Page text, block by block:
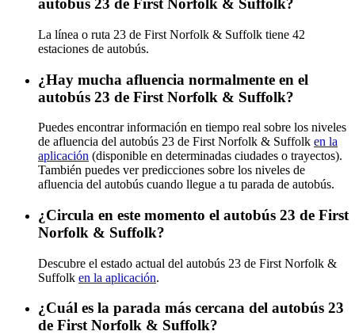
autobús 23 de First Norfolk & Suffolk?
La línea o ruta 23 de First Norfolk & Suffolk tiene 42
estaciones de autobús.
¿Hay mucha afluencia normalmente en el
autobús 23 de First Norfolk & Suffolk?
Puedes encontrar información en tiempo real sobre los niveles
de afluencia del autobús 23 de First Norfolk & Suffolk en la
aplicación (disponible en determinadas ciudades o trayectos).
También puedes ver predicciones sobre los niveles de
afluencia del autobús cuando llegue a tu parada de autobús.
¿Circula en este momento el autobús 23 de First
Norfolk & Suffolk?
Descubre el estado actual del autobús 23 de First Norfolk &
Suffolk en la aplicación.
¿Cuál es la parada más cercana del autobús 23
de First Norfolk & Suffolk?